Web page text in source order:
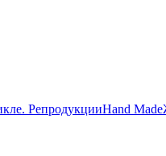
РепродукцииHand Made